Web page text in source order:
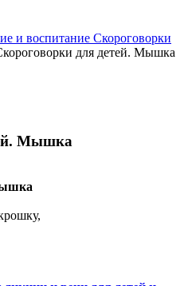
и воспитание Скороговорки
для детей. Мышка
Мышка